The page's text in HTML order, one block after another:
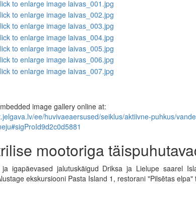
image gallery online at:
ee/huvivaeaersused/seiklus/aktiivne-puhkus/
mootoriga
ja igapäevased jalutuskäigud Driksa ja Lielupe saarel
ekskursiooni Pasta Island 1, restorani "Pilsētas